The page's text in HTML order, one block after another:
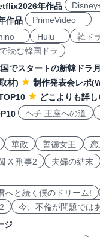
年作品
作品
PrimeVideo
Hulu
韓ド
読む韓国ドラ
国でスタートの新韓ドラ
材)
制作発表会レポ
どこよりも詳
ヘチ 王座への道
華政 善徳女王
恋
X 刑事2 夫婦の結末
へと続く僕のドリーム!
今、不倫が問題では
ジ